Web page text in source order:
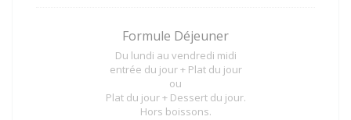
Formule Déjeuner
Du lundi au vendredi midi
entrée du jour + Plat du jour
ou
Plat du jour + Dessert du jour.
Hors boissons.